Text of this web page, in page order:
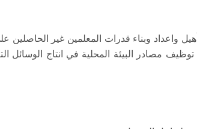
قومي لتأهيل واعداد وبناء قدرات المعلمين غير
مصادر البيئة المحلية في انتاج